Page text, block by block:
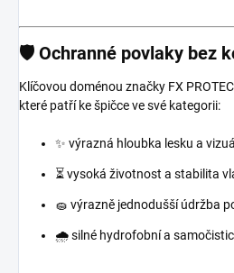
🛡️ Ochranné povlaky bez
Klíčovou doménou značky FX
které patří ke špičce ve své kategorii:
✨ výrazná hloubka lesku a
⏳ vysoká životnost a stabilita
🧽 výrazně jednodušší údržba
🌧️ silné hydrofobní a